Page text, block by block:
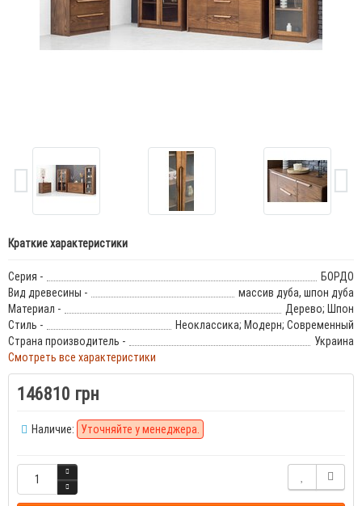
Краткие характеристики
Серия -
БОРДО
Вид древесины -
массив дуба, шпон дуба
Материал -
Дерево; Шпон
Стиль -
Неоклассика; Модерн; Современный
Страна производитель -
Украина
Смотреть все характеристики
146810 грн
Наличие: Уточняйте у менеджера.